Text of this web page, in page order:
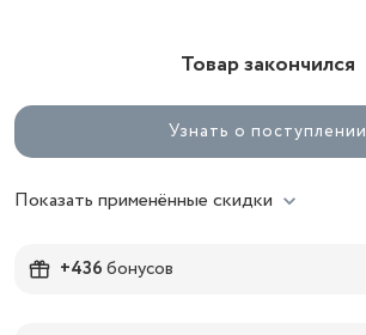
Товар закончился
Узнать о поступлении
Показать применённые скидки
+436бонусов